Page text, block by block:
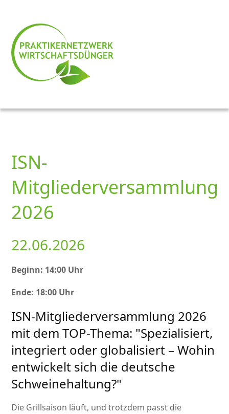
ISN-
Mitgliederversammlung
2026
22.06.2026
Beginn: 14:00 Uhr
Ende: 18:00 Uhr
ISN-Mitgliederversammlung 2026
mit dem TOP-Thema: Spezialisiert,
integriert oder globalisiert – Wohin
entwickelt sich die deutsche
Schweinehaltung?
Die Grillsaison läuft, und trotzdem passt die